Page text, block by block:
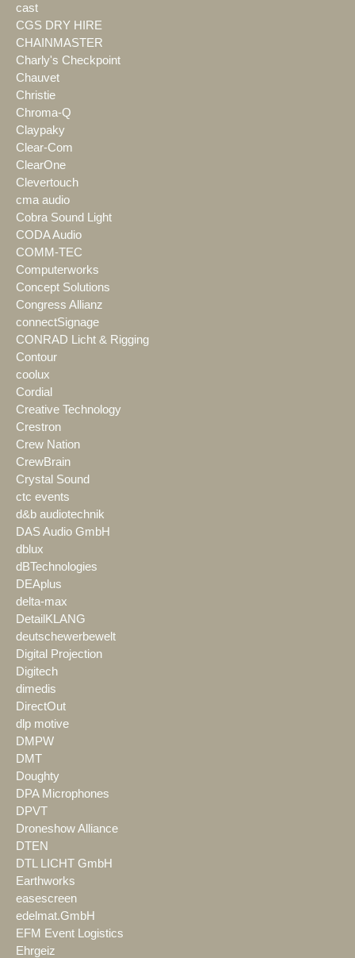
cast
CGS DRY HIRE
CHAINMASTER
Charly's Checkpoint
Chauvet
Christie
Chroma-Q
Claypaky
Clear-Com
ClearOne
Clevertouch
cma audio
Cobra Sound Light
CODA Audio
COMM-TEC
Computerworks
Concept Solutions
Congress Allianz
connectSignage
CONRAD Licht & Rigging
Contour
coolux
Cordial
Creative Technology
Crestron
Crew Nation
CrewBrain
Crystal Sound
ctc events
d&b audiotechnik
DAS Audio GmbH
dblux
dBTechnologies
DEAplus
delta-max
DetailKLANG
deutschewerbewelt
Digital Projection
Digitech
dimedis
DirectOut
dlp motive
DMPW
DMT
Doughty
DPA Microphones
DPVT
Droneshow Alliance
DTEN
DTL LICHT GmbH
Earthworks
easescreen
edelmat.GmbH
EFM Event Logistics
Ehrgeiz